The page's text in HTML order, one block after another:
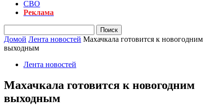
СВО
Реклама
Домой Лента новостей Махачкала готовится к новогодним
выходным
Лента новостей
Махачкала готовится к новогодним
выходным